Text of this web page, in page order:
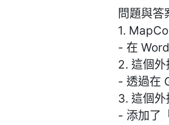
問題與答
1.
- 在
2. 這個外
- 透過在
3. 這個外
- 添加了